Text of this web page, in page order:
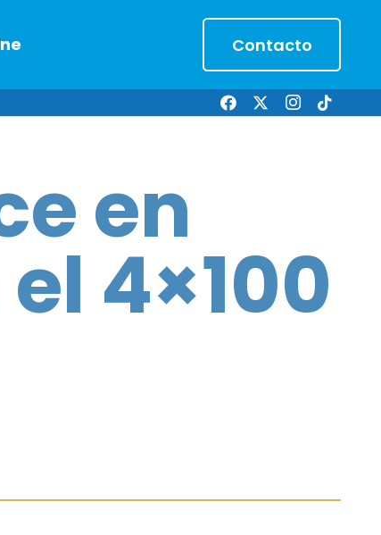
Contacto
en
4×100